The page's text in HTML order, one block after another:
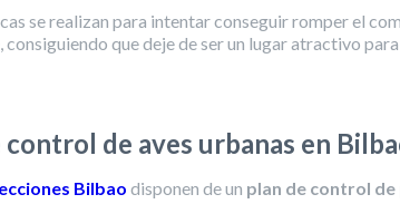
se realizan para intentar conseguir romper el
consiguiendo que deje de ser un lugar atractivo
control de aves urbanas en
Bilbao disponen de un plan de control de